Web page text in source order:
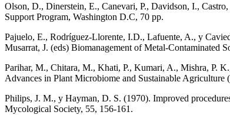
Olson, D., Dinerstein, E., Canevari, P., Davidson, I.,
Support Program, Washington D.C, 70 pp.
Pajuelo, E., Rodríguez-Llorente, I.D., Lafuente, A., y
Musarrat, J. (eds) Biomanagement of Metal-Contaminated
Parihar, M., Chitara, M., Khati, P., Kumari, A., Mishra, P.
Advances in Plant Microbiome and Sustainable Agriculture
Philips, J. M., y Hayman, D. S. (1970). Improved
Mycological Society, 55, 156-161.